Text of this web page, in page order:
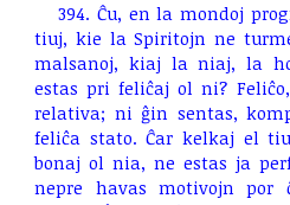
394. Ĉu, en la mondoj
tiuj, kie la Spiritojn ne
malsanoj, kiaj la niaj, la
estas pri feliĉaj ol ni?
relativa; ni ĝin sentas,
feliĉa stato. Ĉar kelkaj el
bonaj ol nia, ne estas ja
nepre havas motivojn por